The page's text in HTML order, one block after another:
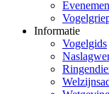
Informatie
Vogelgids